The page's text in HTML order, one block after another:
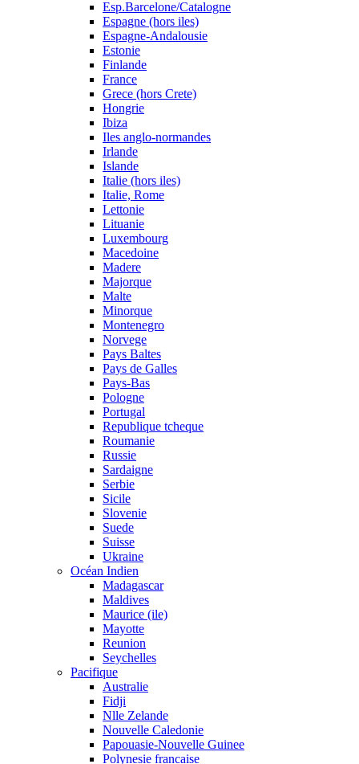
Esp.Barcelone/Catalogne
Espagne (hors iles)
Espagne-Andalousie
Estonie
Finlande
France
Grece (hors Crete)
Hongrie
Ibiza
Iles anglo-normandes
Irlande
Islande
Italie (hors iles)
Italie, Rome
Lettonie
Lituanie
Luxembourg
Macedoine
Madere
Majorque
Malte
Minorque
Montenegro
Norvege
Pays Baltes
Pays de Galles
Pays-Bas
Pologne
Portugal
Republique tcheque
Roumanie
Russie
Sardaigne
Serbie
Sicile
Slovenie
Suede
Suisse
Ukraine
Océan Indien
Madagascar
Maldives
Maurice (ile)
Mayotte
Reunion
Seychelles
Pacifique
Australie
Fidji
Nlle Zelande
Nouvelle Caledonie
Papouasie-Nouvelle Guinee
Polynesie francaise